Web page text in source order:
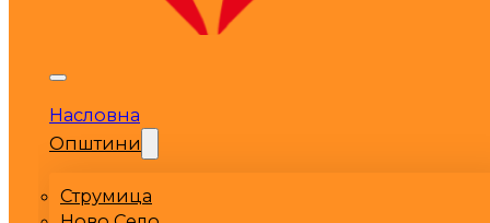
Насловна
Општини
Струмица